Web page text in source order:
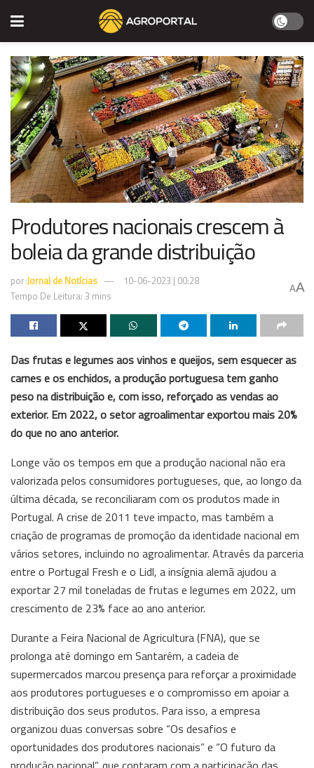
Produtores nacionais crescem à
boleia da grande distribuição
porJornal de Notícias
10-06-2023 | 00:28
Tempo De Leitura: 3 mins
AA
Das frutas e legumes aos vinhos e queijos, sem esquecer as
carnes e os enchidos, a produção portuguesa tem ganho
peso na distribuição e, com isso, reforçado as vendas ao
exterior. Em 2022, o setor agroalimentar exportou mais 20%
do que no ano anterior.
Longe vão os tempos em que a produção nacional não era
valorizada pelos consumidores portugueses, que, ao longo da
última década, se reconciliaram com os produtos made in
Portugal. A crise de 2011 teve impacto, mas também a
criação de programas de promoção da identidade nacional em
vários setores, incluindo no agroalimentar. Através da parceria
entre o Portugal Fresh e o Lidl, a insígnia alemã ajudou a
exportar 27 mil toneladas de frutas e legumes em 2022, um
crescimento de 23% face ao ano anterior.
Durante a Feira Nacional de Agricultura (FNA), que se
prolonga até domingo em Santarém, a cadeia de
supermercados marcou presença para reforçar a proximidade
aos produtores portugueses e o compromisso em apoiar a
distribuição dos seus produtos. Para isso, a empresa
organizou duas conversas sobre “Os desafios e
oportunidades dos produtores nacionais” e “O futuro da